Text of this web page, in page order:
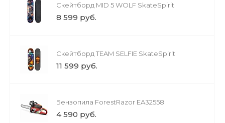
Скейтборд MID 5 WOLF SkateSpirit
8 599 руб.
Скейтборд TEAM SELFIE SkateSpirit
11 599 руб.
Бензопила ForestRazor EA32558
4 590 руб.